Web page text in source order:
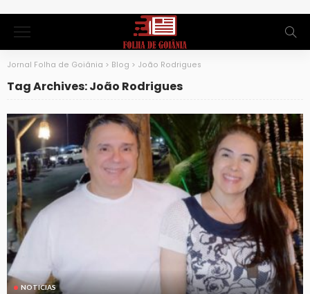
Jornal Folha de Goiânia > Blog > João Rodrigues
Tag Archives: João Rodrigues
NOTICIAS